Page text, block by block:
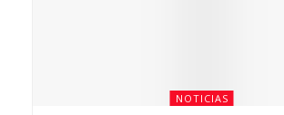
NOTICIAS